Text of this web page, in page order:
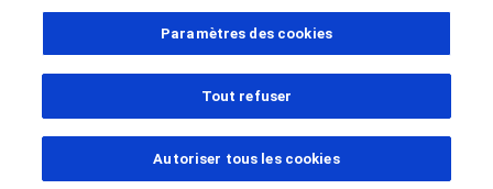
Pourquoi participer à une étude clinique ?
Il existe de nombreuses raisons pour lesquelles les
personnes acceptent de participer à une étude clinique.
Quelle que soit votre motivation de participer à une étude
clinique, il est important que vous parliez à votre médecin ou
Pays
France, selected
Informations personnelles
Nom de famille
Paramètres des cookies
Tout refuser
Autoriser tous les cookies